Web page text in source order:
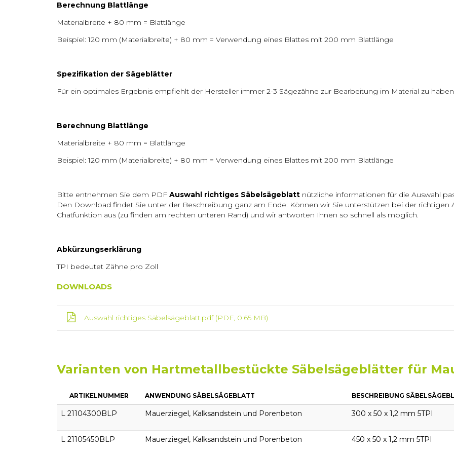
Berechnung Blattlänge
Materialbreite + 80 mm = Blattlänge
Beispiel: 120 mm (Materialbreite) + 80 mm = Verwendung eines Blattes mit 200 mm Blattlänge
Spezifikation der Sägeblätter
Für ein optimales Ergebnis empfiehlt der Hersteller immer 2-3 Sägezähne zur Bearbeitung im Material zu
Berechnung Blattlänge
Materialbreite + 80 mm = Blattlänge
Beispiel: 120 mm (Materialbreite) + 80 mm = Verwendung eines Blattes mit 200 mm Blattlänge
Bitte entnehmen Sie dem PDF Auswahl richtiges Säbelsägeblatt nützliche informationen für die Auswahl
Den Download findet Sie unter der Beschreibung ganz am Ende. Können wir Sie unterstützen bei der richtigen
Chatfunktion aus (zu finden am rechten unteren Rand) und wir antworten Ihnen so schnell als möglich.
Abkürzungserklärung
TPI bedeutet Zähne pro Zoll
DOWNLOADS
Auswahl richtiges Säbelsägeblatt.pdf(PDF, 0.65 MB)
Varianten von Hartmetallbestückte Säbelsägeblätter für
ARTIKELNUMMER ANWENDUNG SÄBELSÄGEBLATT BESCHREIBUNG
L 21104300BLP Mauerziegel, Kalksandstein und Porenbeton 300 x 50 x 1,2 mm 5TPI
L 21105450BLP Mauerziegel, Kalksandstein und Porenbeton 450 x 50 x 1,2 mm 5TPI